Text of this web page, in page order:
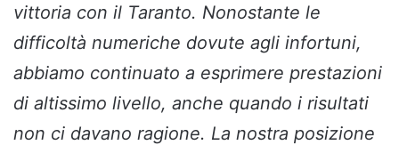
vittoria con il Taranto. Nonostante le
difficoltà numeriche dovute agli infortuni,
abbiamo continuato a esprimere prestazioni
di altissimo livello, anche quando i risultati
non ci davano ragione. La nostra posizione